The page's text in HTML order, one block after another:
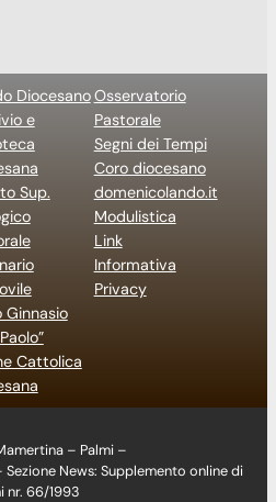
Diocesano
e
Sup.
Ginnasio
Cattolica
Osservatorio
Pastorale
Segni dei Tempi
Coro diocesano
domenicolando.it
Modulistica
Link
Informativa
Privacy
– Palmi –
Sezione News: Supplemento online di
nr. 66/1993